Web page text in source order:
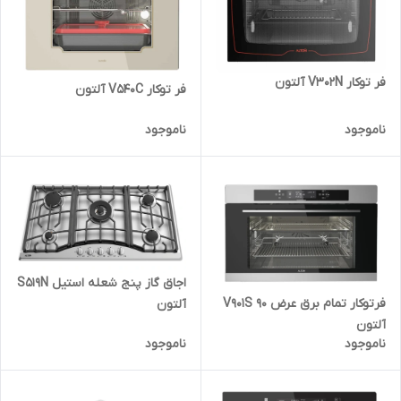
فر توکار V302N آلتون
ناموجود
فر توکار V540C آلتون
ناموجود
فرتوکار تمام برق عرض 90 V901S
آلتون
ناموجود
اجاق گاز پنج شعله استیل S519N
آلتون
ناموجود